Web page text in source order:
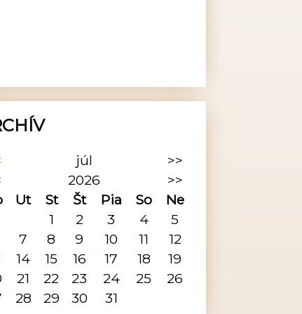
júl
>>
2026
>>
Ut St Št Pia So
Ne
1
2 3 4
5
7 8 9 10 11
12
14 15 16 17 18
19
21 22 23 24 25
26
28 29 30 31